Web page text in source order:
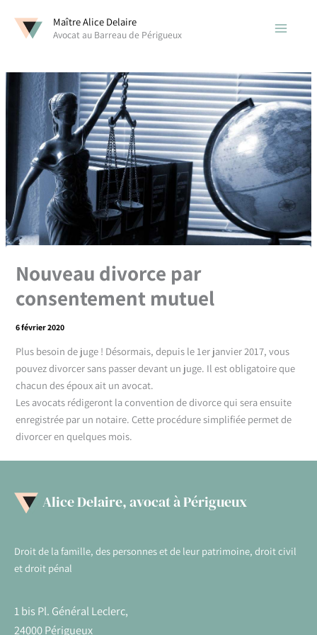
contenu
Maître Alice Delaire
Avocat au Barreau de Périgueux
Nouveau divorce par
consentement mutuel
6 février 2020
Plus besoin de juge ! Désormais, depuis le 1er janvier 2017, vous
pouvez divorcer sans passer devant un juge. Il est obligatoire que
chacun des époux ait un avocat.
Les avocats rédigeront la convention de divorce qui sera ensuite
enregistrée par un notaire. Cette procédure simplifiée permet de
divorcer en quelques mois.
Alice Delaire, avocat à Périgueux
Droit de la famille, des personnes et de leur patrimoine, droit civil
et droit pénal
1 bis Pl. Général Leclerc,
24000 Périgueux